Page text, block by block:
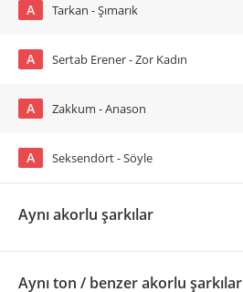
A Tarkan - Şımarık
A Sertab Erener - Zor Kadın
A Zakkum - Anason
A Seksendört - Söyle
Aynı akorlu şarkılar
Aynı ton / benzer akorlu şarkılar